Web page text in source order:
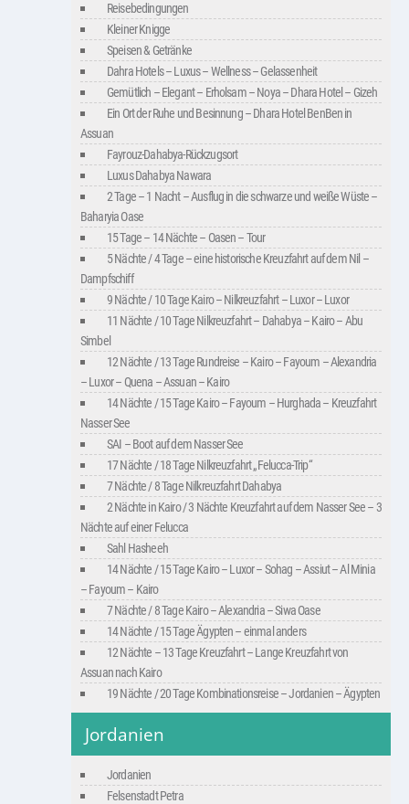
Reisebedingungen
Kleiner Knigge
Speisen & Getränke
Dahra Hotels – Luxus – Wellness – Gelassenheit
Gemütlich – Elegant – Erholsam – Noya – Dhara Hotel – Gizeh
Ein Ort der Ruhe und Besinnung – Dhara Hotel BenBen in
Assuan
Fayrouz-Dahabya-Rückzugsort
Luxus Dahabya Nawara
2 Tage – 1 Nacht – Ausflug in die schwarze und weiße Wüste –
Baharyia Oase
15 Tage – 14 Nächte – Oasen – Tour
5 Nächte / 4 Tage – eine historische Kreuzfahrt auf dem Nil –
Dampfschiff
9 Nächte / 10 Tage Kairo – Nilkreuzfahrt – Luxor – Luxor
11 Nächte / 10 Tage Nilkreuzfahrt – Dahabya – Kairo – Abu
Simbel
12 Nächte / 13 Tage Rundreise – Kairo – Fayoum – Alexandria
– Luxor – Quena – Assuan – Kairo
14 Nächte / 15 Tage Kairo – Fayoum – Hurghada – Kreuzfahrt
Nasser See
SAI – Boot auf dem Nasser See
17 Nächte / 18 Tage Nilkreuzfahrt „Felucca-Trip“
7 Nächte / 8 Tage Nilkreuzfahrt Dahabya
2 Nächte in Kairo / 3 Nächte Kreuzfahrt auf dem Nasser See – 3
Nächte auf einer Felucca
Sahl Hasheeh
14 Nächte / 15 Tage Kairo – Luxor – Sohag – Assiut – Al Minia
– Fayoum – Kairo
7 Nächte / 8 Tage Kairo – Alexandria – Siwa Oase
14 Nächte / 15 Tage Ägypten – einmal anders
12 Nächte – 13 Tage Kreuzfahrt – Lange Kreuzfahrt von
Assuan nach Kairo
19 Nächte / 20 Tage Kombinationsreise – Jordanien – Ägypten
Jordanien
Jordanien
Felsenstadt Petra